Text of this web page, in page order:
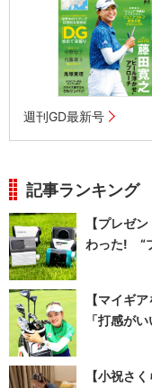
週刊GD最新号
記事ランキング
【プレゼ
わった! “
【マイギ
「打感が
【小祝さ